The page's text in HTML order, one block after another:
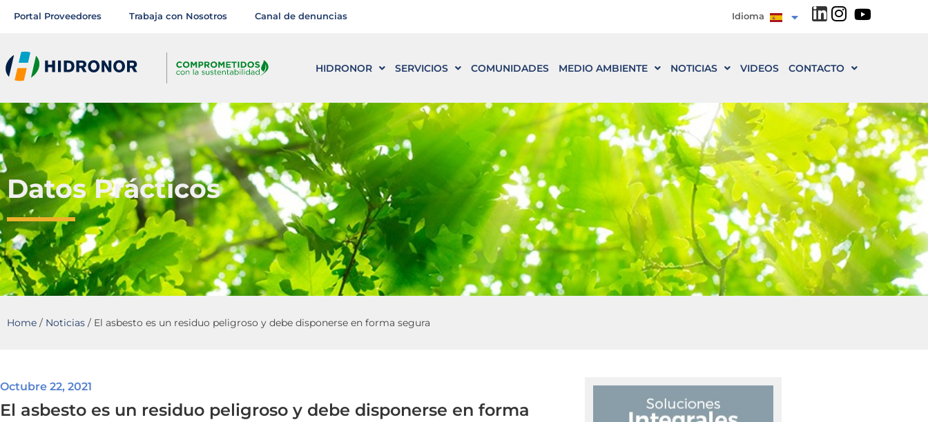
Portal Proveedores Trabaja con Nosotros Canal de denuncias Idioma
HIDRONOR SERVICIOS COMUNIDADES MEDIO AMBIENTE NOTICIAS VIDEOS CONTACTO
Datos Prácticos
Home / Noticias / El asbesto es un residuo peligroso y debe disponerse en forma segura
Octubre 22, 2021
El asbesto es un residuo peligroso y debe disponerse en forma